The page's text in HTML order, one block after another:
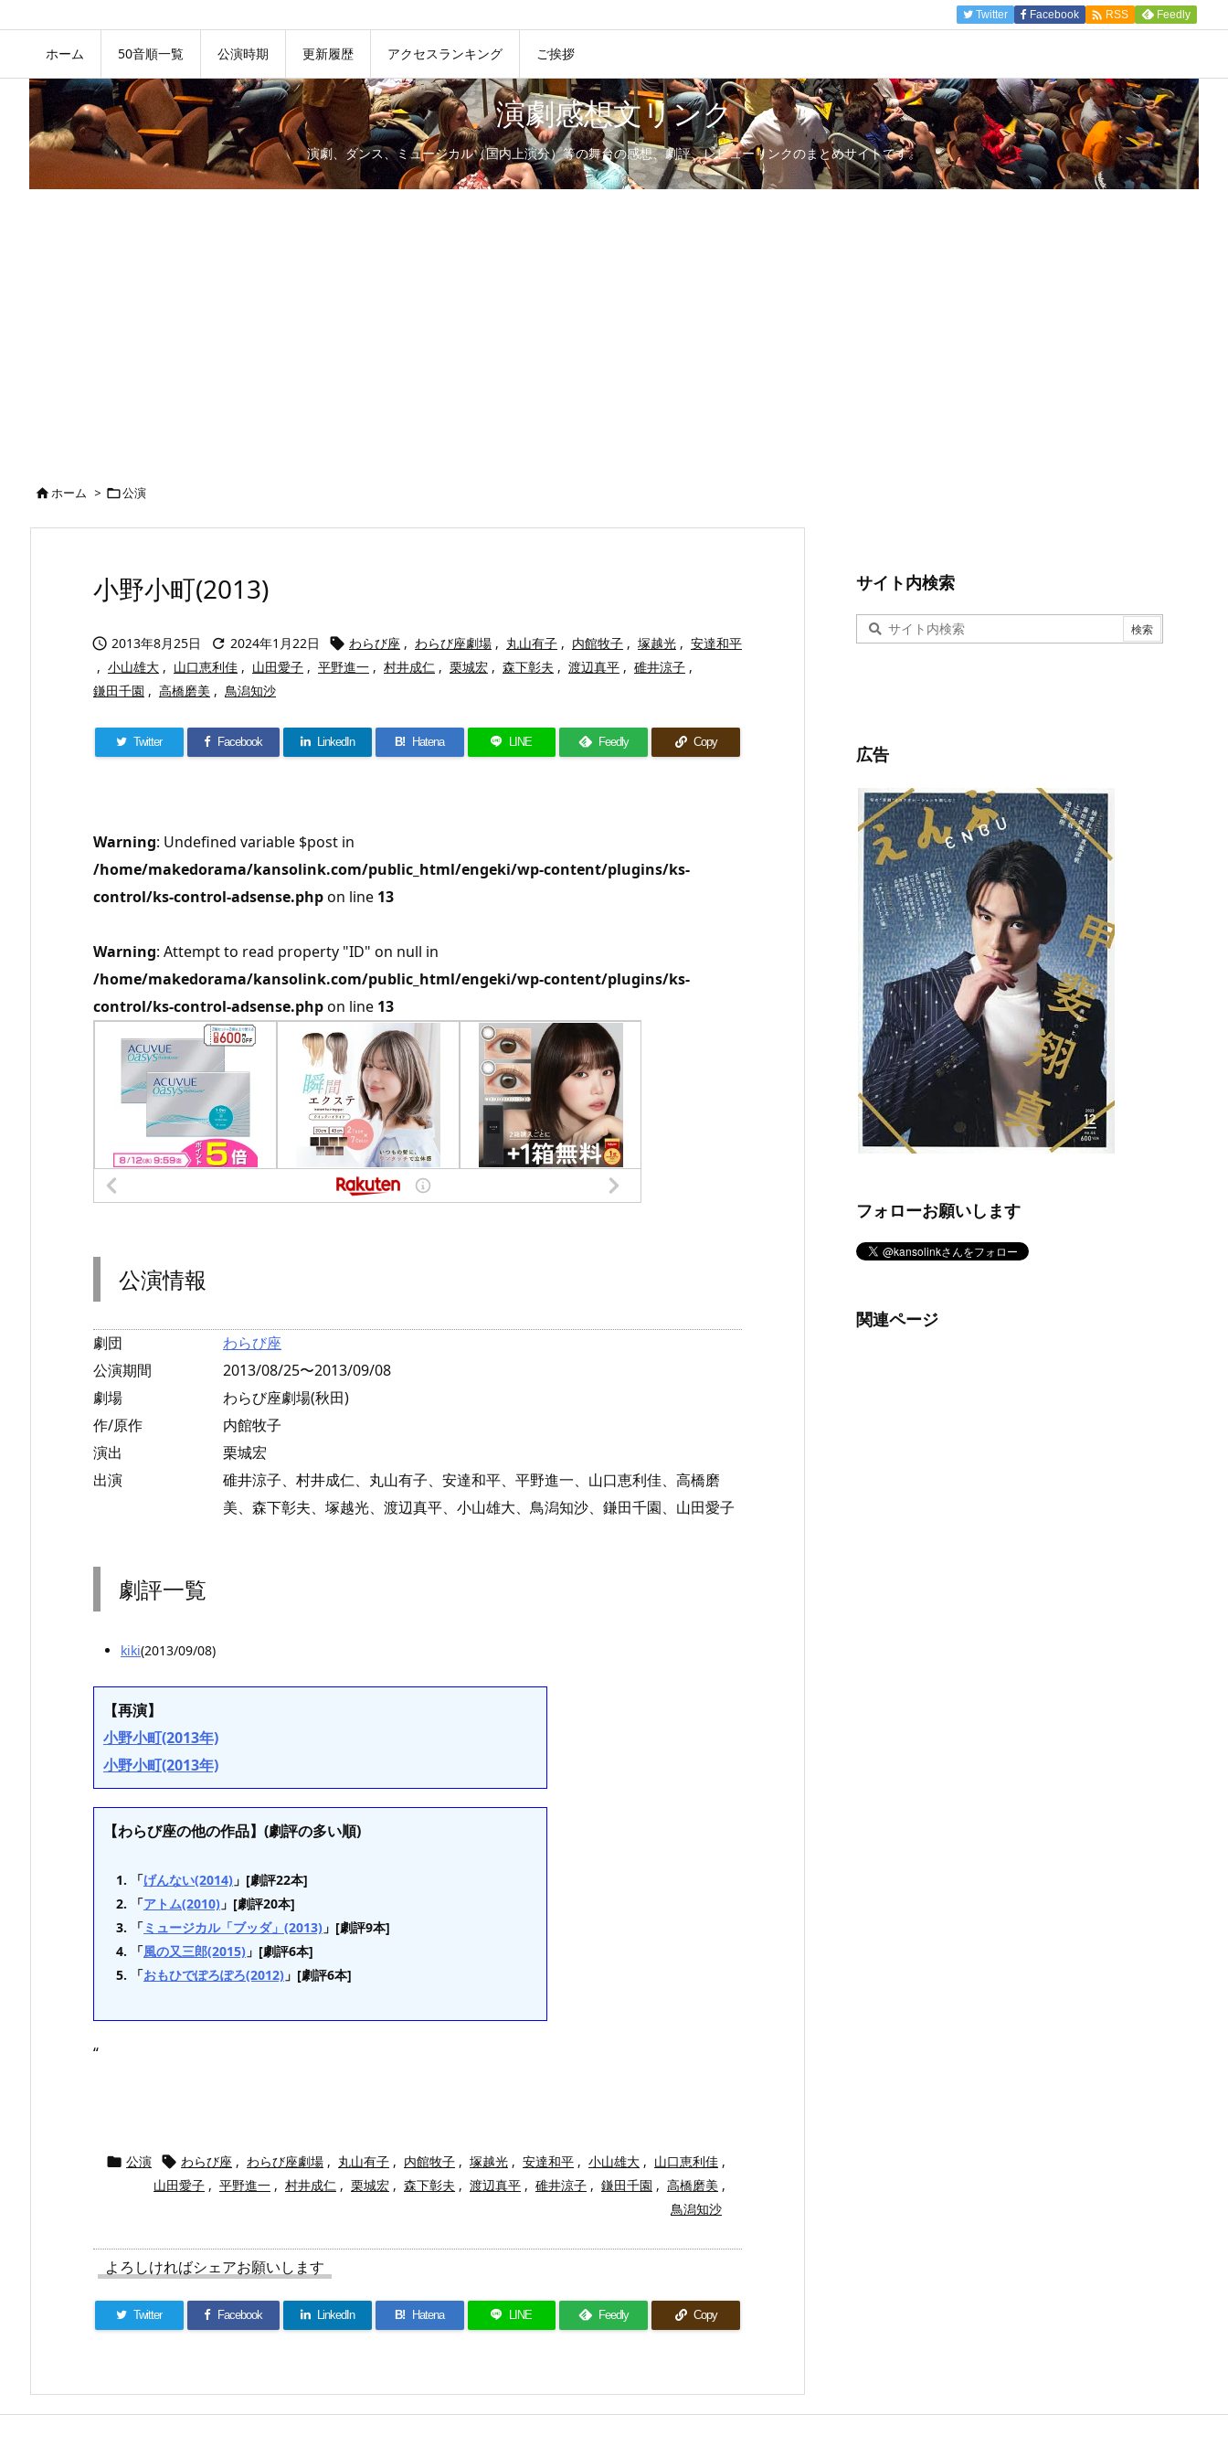
ホーム 50音順一覧 公演時期 更新履歴 アクセスランキング ご挨拶
Twitter Facebook  RSS Feedly
演劇感想文リンク
演劇、ダンス、ミュージカル（国内上演分）等の舞台の感想、劇評、レビューリンクのまとめサイトです。
ホーム > 公演
小野小町(2013)
 2013年8月25日  2024年1月22日  わらび座 , わらび座劇場 , 丸山有子 , 内館牧子 , 塚越光 , 安達和平
, 小山雄大 , 山口恵利佳 , 山田愛子 , 平野進一 , 村井成仁 , 栗城宏 , 森下彰夫 , 渡辺真平 , 碓井涼子 ,
鎌田千園 , 高橋磨美 , 鳥潟知沙
Twitter Facebook LinkedIn B! Hatena LINE Feedly Copy
Warning: Undefined variable $post in
/home/makedorama/kansolink.com/public_html/engeki/wp-content/plugins/ks-
control/ks-control-adsense.phpon line 13
Warning: Attempt to read property "ID" on null in
/home/makedorama/kansolink.com/public_html/engeki/wp-content/plugins/ks-
control/ks-control-adsense.phpon line 13
公演情報
劇団
わらび座
公演期間
2013/08/25〜2013/09/08
劇場
わらび座劇場(秋田)
作/原作
内館牧子
演出
栗城宏
出演
碓井涼子、村井成仁、丸山有子、安達和平、平野進一、山口恵利佳、高橋磨
美、森下彰夫、塚越光、渡辺真平、小山雄大、鳥潟知沙、鎌田千園、山田愛子
劇評一覧
kiki(2013/09/08)
【再演】
小野小町(2013年)
小野小町(2013年)
【わらび座の他の作品】(劇評の多い順)
「げんない(2014) 」[劇評22本]
「アトム(2010) 」[劇評20本]
「ミュージカル「ブッダ」(2013) 」[劇評9本]
「風の又三郎(2015) 」[劇評6本]
「おもひでぽろぽろ(2012) 」[劇評6本]
“
 公演  わらび座 , わらび座劇場 , 丸山有子 , 内館牧子 , 塚越光 , 安達和平 , 小山雄大 , 山口恵利佳 ,
山田愛子 , 平野進一 , 村井成仁 , 栗城宏 , 森下彰夫 , 渡辺真平 , 碓井涼子 , 鎌田千園 , 高橋磨美 ,
鳥潟知沙
よろしければシェアお願いします
Twitter Facebook LinkedIn B! Hatena LINE Feedly Copy
サイト内検索
広告
フォローお願いします
関連ページ